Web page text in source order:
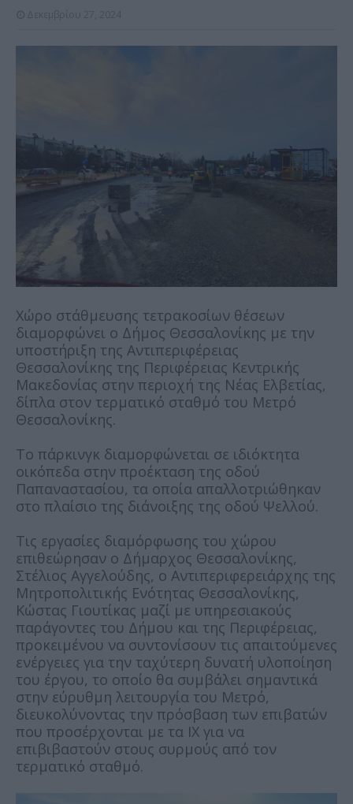
Χώρο στάθμευσης τετρακοσίων θέσεων
διαμορφώνει ο Δήμος Θεσσαλονίκης με την
υποστήριξη της Αντιπεριφέρειας
Θεσσαλονίκης της Περιφέρειας Κεντρικής
Μακεδονίας στην περιοχή της Νέας Ελβετίας,
δίπλα στον τερματικό σταθμό του Μετρό
Θεσσαλονίκης.
Το πάρκινγκ διαμορφώνεται σε ιδιόκτητα
οικόπεδα στην προέκταση της οδού
Παπαναστασίου, τα οποία απαλλοτριώθηκαν
στο πλαίσιο της διάνοιξης της οδού Ψελλού.
Τις εργασίες διαμόρφωσης του χώρου
επιθεώρησαν ο Δήμαρχος Θεσσαλονίκης,
Στέλιος Αγγελούδης, ο Αντιπεριφερειάρχης της
Μητροπολιτικής Ενότητας Θεσσαλονίκης,
Κώστας Γιουτίκας μαζί με υπηρεσιακούς
παράγοντες του Δήμου και της Περιφέρειας,
προκειμένου να συντονίσουν τις απαιτούμενες
ενέργειες για την ταχύτερη δυνατή υλοποίηση
του έργου, το οποίο θα συμβάλει σημαντικά
στην εύρυθμη λειτουργία του Μετρό,
διευκολύνοντας την πρόσβαση των επιβατών
που προσέρχονται με τα ΙΧ για να
επιβιβαστούν στους συρμούς από τον
τερματικό σταθμό.